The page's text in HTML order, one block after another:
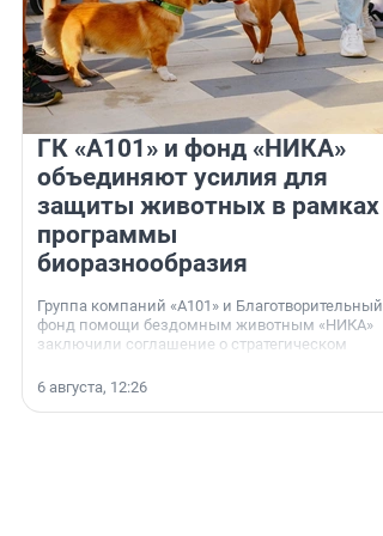
ГК «А101» и фонд «НИКА»
объединяют усилия для
защиты животных в рамках
программы
биоразнообразия
Группа компаний «А101» и Благотворительный
фонд помощи бездомным животным «НИКА»
заключили соглашение о стратегическом
6 августа, 12:26